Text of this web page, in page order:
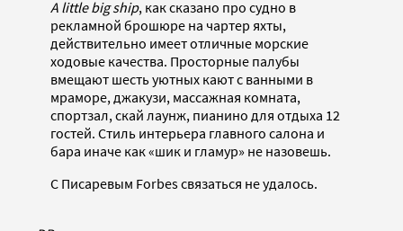
A little big ship, как сказано про судно в
рекламной брошюре на чартер яхты,
действительно имеет отличные морские
ходовые качества. Просторные палубы
вмещают шесть уютных кают с ванными в
мраморе, джакузи, массажная комната,
спортзал, скай лаунж, пианино для отдыха 12
гостей. Стиль интерьера главного салона и
бара иначе как «шик и гламур» не назовешь.
С Писаревым Forbes связаться не удалось.